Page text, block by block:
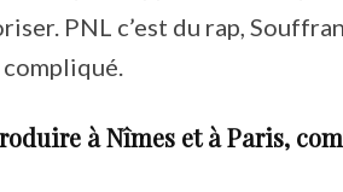
PNL c’est du rap,
compliqué.
à Nîmes et à Paris,